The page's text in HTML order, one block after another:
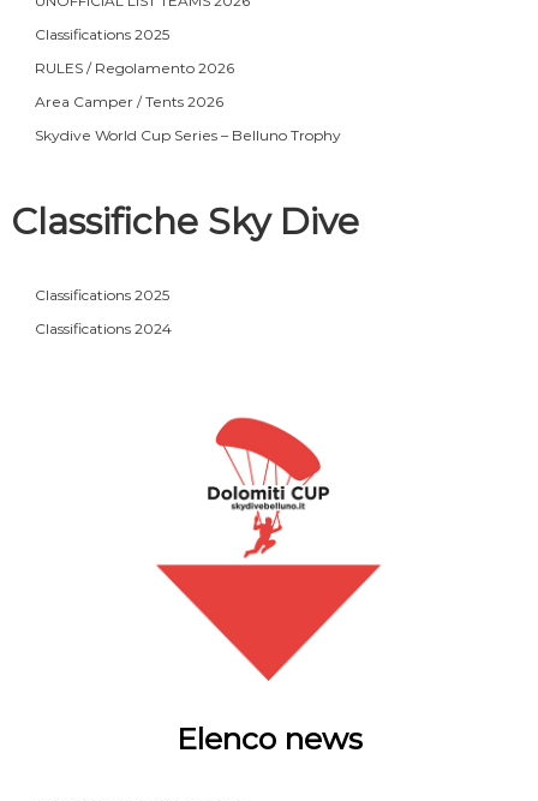
Classifications 2025
RULES / Regolamento 2026
Area Camper / Tents 2026
Skydive World Cup Series – Belluno Trophy
Classifiche Sky Dive
Classifications 2025
Classifications 2024
Elenco news